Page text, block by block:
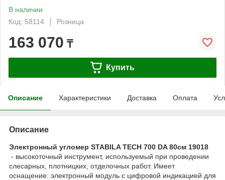
В наличии
Код: 58114
Розница
163 070 ₸
Купить
Описание Характеристики Доставка Оплата
Описание
Электронный угломер STABILA TECH 700 DA 80см 19018​
- высокоточный инструмент, используемый при проведении
слесарных, плотницких, отделочных работ. Имеет
оснащение: электронный модуль с цифровой индикацией для